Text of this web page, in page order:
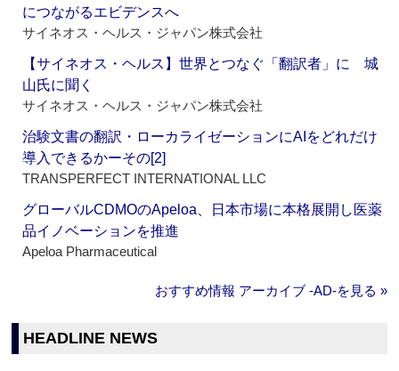
につながるエビデンスへ
サイネオス・ヘルス・ジャパン株式会社
【サイネオス・ヘルス】世界とつなぐ「翻訳者」に 城
山氏に聞く
サイネオス・ヘルス・ジャパン株式会社
治験文書の翻訳・ローカライゼーションにAIをどれだけ
導入できるかーその[2]
TRANSPERFECT INTERNATIONAL LLC
グローバルCDMOのApeloa、日本市場に本格展開し医薬
品イノベーションを推進
Apeloa Pharmaceutical
おすすめ情報 アーカイブ ‐AD‐を見る »
HEADLINE NEWS